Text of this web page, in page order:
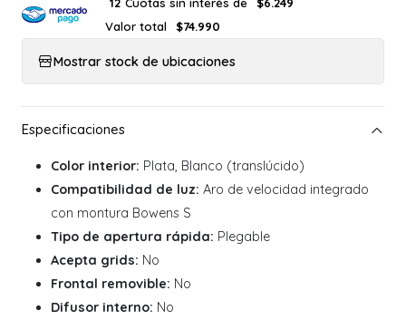
12
$6.249
Valor total
$74.990
Mostrar stock de ubicaciones
Color interior: Plata, Blanco (translúcido)
Compatibilidad de luz: Aro de velocidad integrado
con montura Bowens S
Tipo de apertura rápida: Plegable
Acepta grids: No
Frontal removible: No
Difusor interno: No